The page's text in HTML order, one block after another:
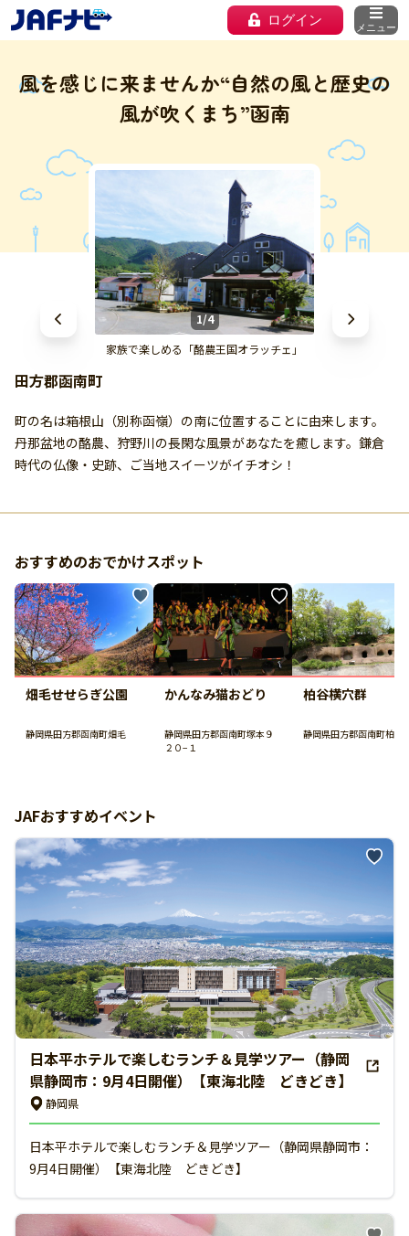
ログイン メニュー
風を感じに来ませんか“自然の風と歴史の
風が吹くまち”函南
1/4
家族で楽しめる「酪農王国オラッチェ」
田方郡函南町
町の名は箱根山（別称函嶺）の南に位置することに由来します。
丹那盆地の酪農、狩野川の長閑な風景があなたを癒します。鎌倉
時代の仏像・史跡、ご当地スイーツがイチオシ！
おすすめのおでかけスポット
畑毛せせらぎ公園
静岡県田方郡函南町畑毛
かんなみ猫おどり
静岡県田方郡函南町塚本９
２０−１
柏谷横穴群
静岡県田方郡函南町柏谷
JAFおすすめイベント
日本平ホテルで楽しむランチ＆見学ツアー（静岡
県静岡市：9月4日開催）【東海北陸 どきどき】
静岡県
日本平ホテルで楽しむランチ＆見学ツアー（静岡県静岡市：
9月4日開催）【東海北陸 どきどき】